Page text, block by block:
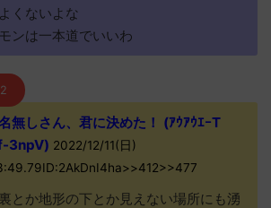
くないよな
ンは一本道でいいわ
無しさん、君に決めた！ (ｱｳｱｳｴｰT
3npV) 2022/12/11(日)
とか地形の下とか見えない場所にも湧